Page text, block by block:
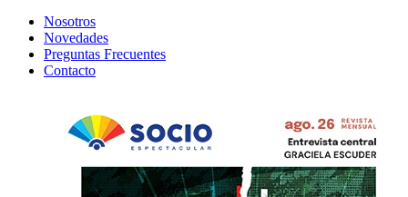
Nosotros
Novedades
Preguntas Frecuentes
Contacto